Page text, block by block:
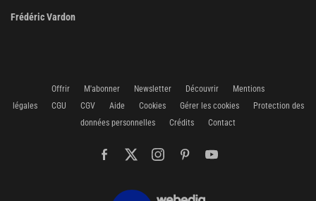
Frédéric Vardon
Offrir M'abonner Newsletter Découvrir
Mentions
légales
CGU CGV Aide Cookies Gérer les cookies
Protection des
données personnelles
Crédits Contact